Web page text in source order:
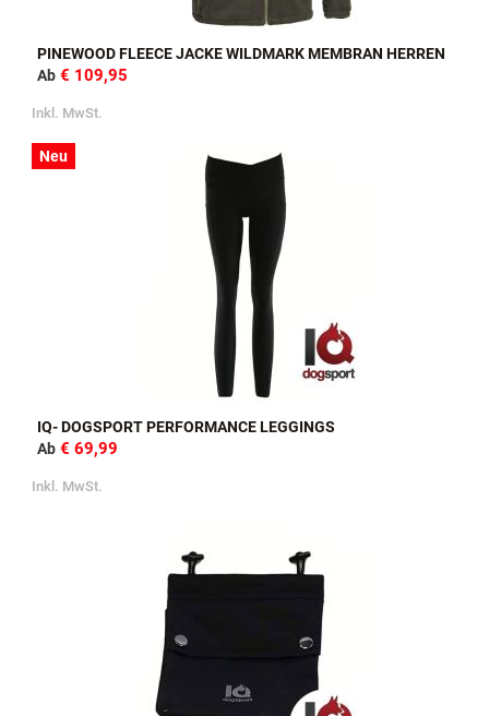
PINEWOOD FLEECE JACKE WILDMARK MEMBRAN HERREN
Ab € 109,95
Inkl. MwSt.
Neu
IQ- DOGSPORT PERFORMANCE LEGGINGS
Ab € 69,99
Inkl. MwSt.